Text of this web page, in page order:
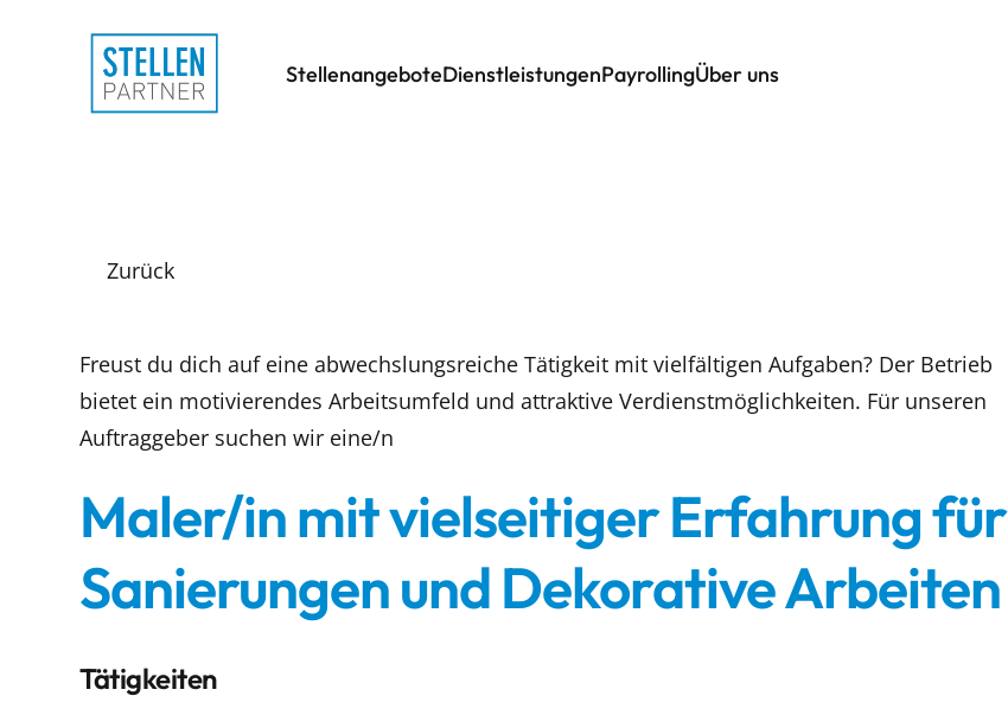
StellenangeboteDienstleistungenPayrollingÜber uns
Zurück
Freust du dich auf eine abwechslungsreiche Tätigkeit mit vielfältigen Aufgaben? Der Betrieb
bietet ein motivierendes Arbeitsumfeld und attraktive Verdienstmöglichkeiten. Für unseren
Auftraggeber suchen wir eine/n
Maler/in mit vielseitiger Erfahrung für
Sanierungen und Dekorative Arbeiten
Tätigkeiten